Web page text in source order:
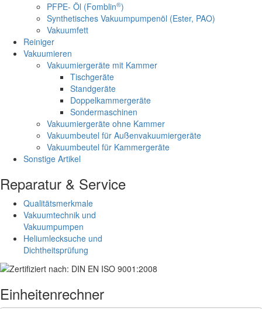
PFPE- Öl (Fomblin®)
Synthetisches Vakuumpumpenöl (Ester, PAO)
Vakuumfett
Reiniger
Vakuumieren
Vakuumiergeräte mit Kammer
Tischgeräte
Standgeräte
Doppelkammergeräte
Sondermaschinen
Vakuumiergeräte ohne Kammer
Vakuumbeutel für Außenvakuumiergeräte
Vakuumbeutel für Kammergeräte
Sonstige Artikel
Reparatur & Service
Qualitätsmerkmale
Vakuumtechnik und
Vakuumpumpen
Heliumlecksuche und
Dichtheitsprüfung
Einheitenrechner